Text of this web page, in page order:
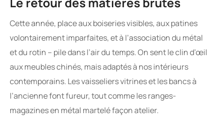
Cette année, place aux boiseries visibles, aux patines
volontairement imparfaites, et à l’association du métal
et du rotin – pile dans l’air du temps. On sent le clin d’œil
aux meubles chinés, mais adaptés à nos intérieurs
contemporains. Les vaisseliers vitrines et les bancs à
l’ancienne font fureur, tout comme les ranges-
magazines en métal martelé façon atelier.